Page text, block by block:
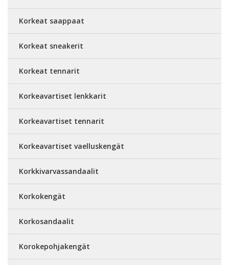
Korkeat saappaat
Korkeat sneakerit
Korkeat tennarit
Korkeavartiset lenkkarit
Korkeavartiset tennarit
Korkeavartiset vaelluskengät
Korkkivarvassandaalit
Korkokengät
Korkosandaalit
Korokepohjakengät